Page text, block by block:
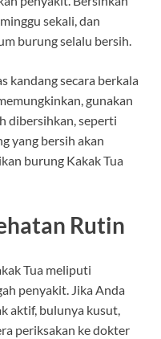
sekali, dan
burung selalu bersih.
kandang secara berkala
gunakan
dibersihkan, seperti
yang bersih akan
burung Kakak Tua
Rutin
Tua meliputi
penyakit. Jika Anda
aktif, bulunya kusut,
periksakan ke dokter